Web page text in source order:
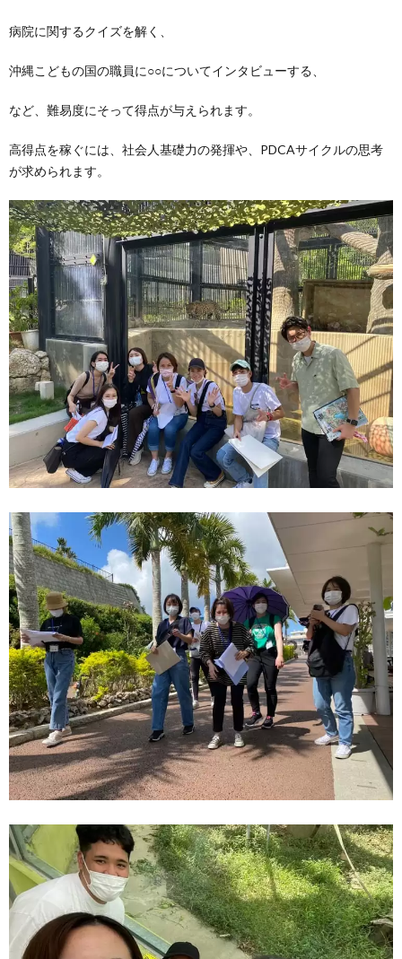
病院に関するクイズを解く、
沖縄こどもの国の職員に○○についてインタビューする、
など、難易度にそって得点が与えられます。
高得点を稼ぐには、社会人基礎力の発揮や、PDCAサイクルの思考
が求められます。